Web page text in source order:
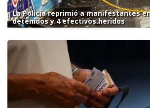
La Policía reprimió a manifestantes
detenidos y 4 efectivos heridos